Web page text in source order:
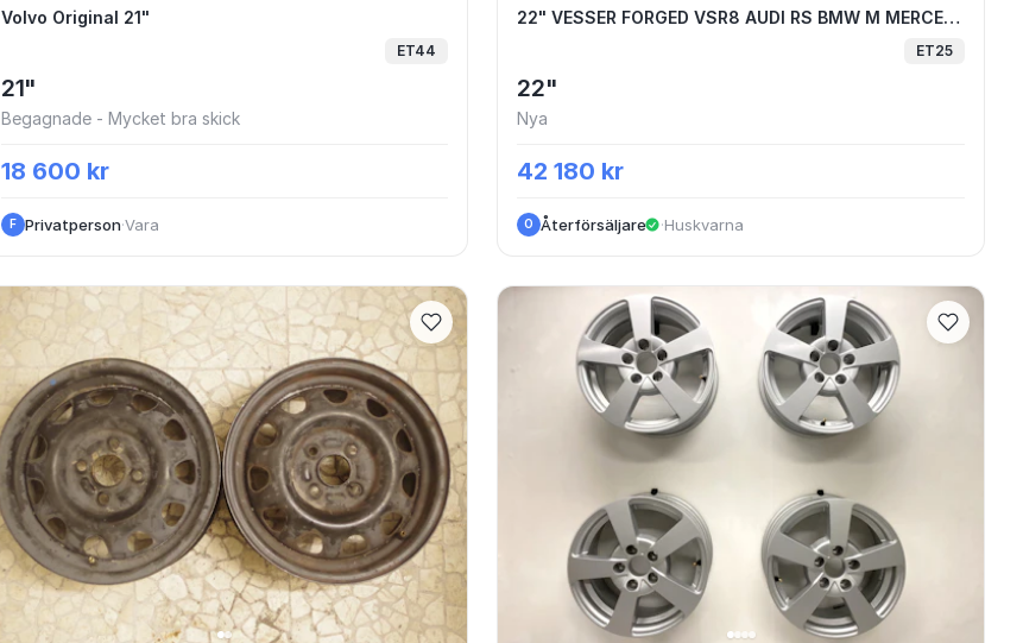
Volvo Original 21"
Volvo Original 21"
ET44
21"
Begagnade - Mycket bra skick
18 600 kr
F Privatperson·Vara
22" VESSER FORGED VSR8 AUDI RS BMW M
22" VESSER FORGED VSR8 AUDI RS BMW M MERCEDES AMG MADE IN EU
ET25
22"
Nya
42 180 kr
O Återförsäljare ·Huskvarna